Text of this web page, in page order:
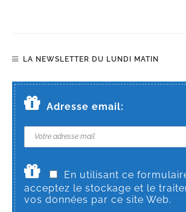
LA NEWSLETTER DU LUNDI MATIN
Adresse email:
En utilisant ce
acceptez le stockage et le
vos données par ce site Web.